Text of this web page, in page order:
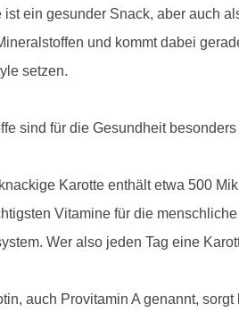
ist ein gesunder Snack, aber auch
und kommt dabei
setzen.
sind für die Gesundheit
Karotte enthält etwa 500
Vitamine für die
Wer also jeden Tag eine
auch Provitamin A genannt,